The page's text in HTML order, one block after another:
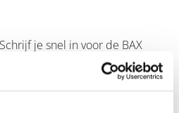
je snel in voor de BAX
. Wees er snel